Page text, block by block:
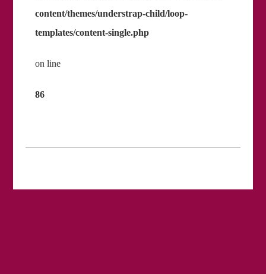
content/themes/understrap-child/loop-
templates/content-single.php
on line
86